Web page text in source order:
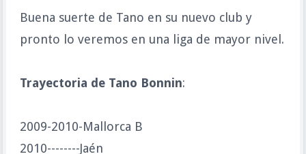
Buena suerte de Tano en su nuevo club y
pronto lo veremos en una liga de mayor nivel.
Trayectoria de Tano Bonnin:
2009-2010-Mallorca B
2010--------Jaén